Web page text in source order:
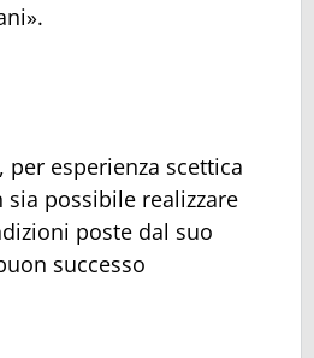
esperienza scettica
possibile realizzare
poste dal suo
successo